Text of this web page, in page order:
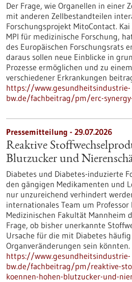
Der Frage, wie Organellen in einer
mit anderen Zellbestandteilen
Forschungsprojekt MitoContact.
MPI für medizinische Forschung,
des Europäischen Forschungsrats
daraus sollen neue Einblicke in
Prozesse ermöglichen und zu
verschiedener Erkrankungen
https://www.gesundheitsindustrie-
bw.de/fachbeitrag/pm/erc-
Pressemitteilung - 29.07.2026
Reaktive
Blutzucker und
Diabetes und Diabetes-induzierte
den gängigen Medikamenten und
nur unzureichend verhindert
internationales Team um Professor
Medizinischen Fakultät Mannheim
Frage, ob bisher unerkannte
Ursache für die mit Diabetes
Organveränderungen sein könnten.
https://www.gesundheitsindustrie-
bw.de/fachbeitrag/pm/reaktive-
koennen-hohen-blutzucker-und-